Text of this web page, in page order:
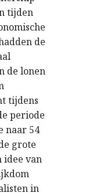
tijden
de
de lonen
tijdens
periode
naar 54
grote
idee van
in